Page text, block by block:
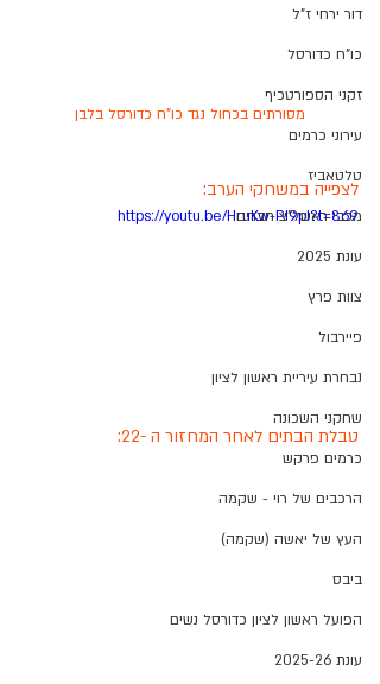
דור ירחי ז"ל
כו"ח כדורסל
זקני הספורטכיף
עירוני כרמים
טלטאביז
מכבי ראשל"צ חברים
עונת 2025
צוות פרץ
פיירבול
נבחרת עיריית ראשון לציון
שחקני השכונה
כרמים פרקש
הרכבים של רוי - שקמה
העץ של יאשה (שקמה)
ביבס
הפועל ראשון לציון כדורסל נשים
עונת 2025-26
מסורתים בכחול נגד כו"ח כדורסל בלבן
לצפייה במשחקי הערב:
https://youtu.be/HruKw-PI9pI?t=869
טבלת הבתים לאחר המחזור ה -22: